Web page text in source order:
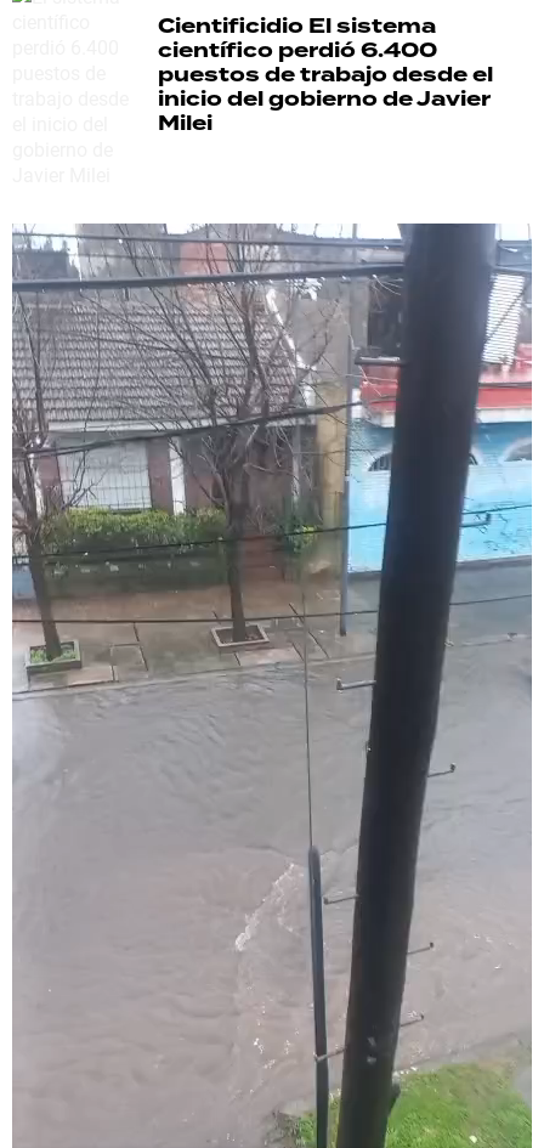
Cientificidio El sistema
científico perdió 6.400
puestos de trabajo desde el
inicio del gobierno de Javier
Milei